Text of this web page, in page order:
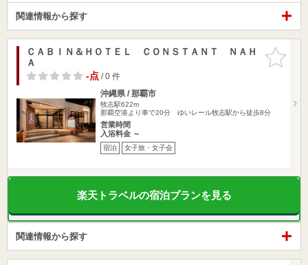
関連情報から探す
お気に入
りに追加
ＣＡＢＩＮ＆ＨＯＴＥＬ ＣＯＮＳＴＡＮＴ ＮＡＨ
Ａ
-点/ 0 件
沖縄県 / 那覇市
牧志駅622m
那覇空港より車で20分 ゆいレール牧志駅から徒歩8分
営業時間
入浴料金 ～
宿泊 女子旅・女子会
楽天トラベルの宿泊プランを見る
関連情報から探す